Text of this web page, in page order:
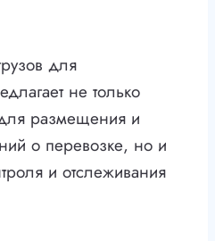
для
не только
размещения и
о перевозке, но и
и отслеживания